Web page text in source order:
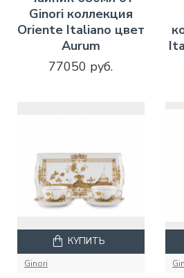
Ginori коллекция
Oriente Italiano цвет
Aurum
77050 руб.
Ginori
КУПИТЬ